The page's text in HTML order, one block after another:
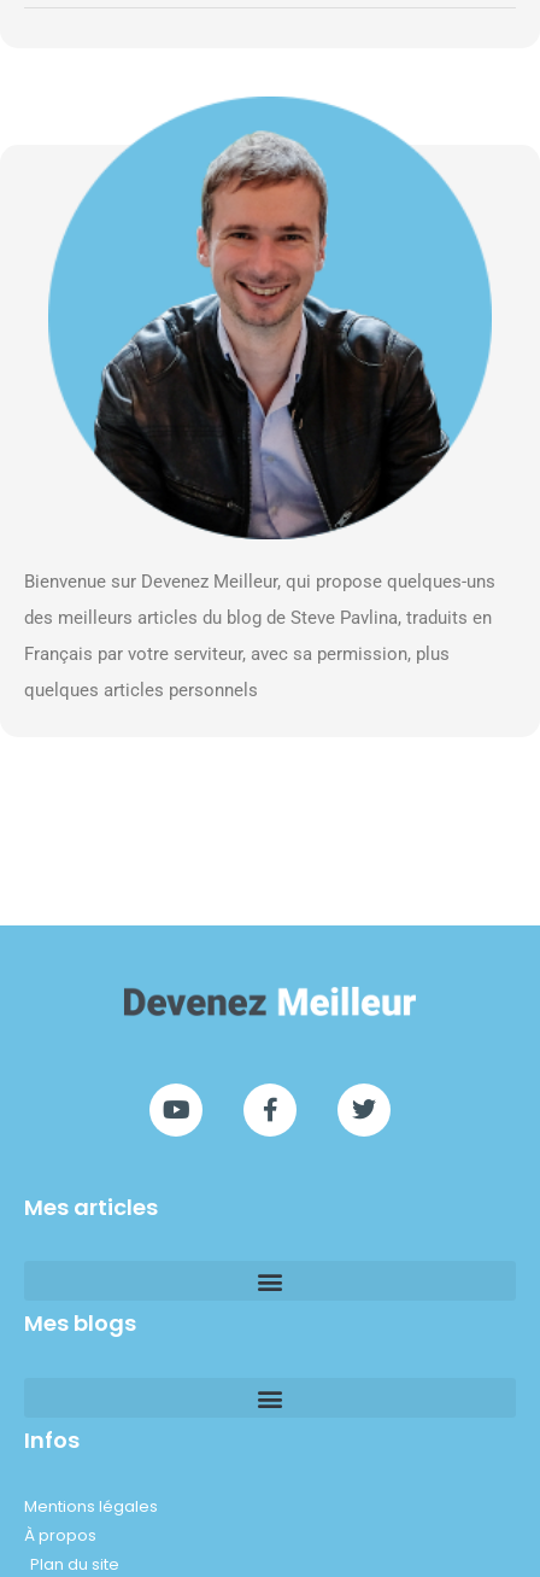
Bienvenue sur Devenez Meilleur, qui propose quelques-uns
des meilleurs articles du blog de Steve Pavlina, traduits en
Français par votre serviteur, avec sa permission, plus
quelques articles personnels
Mes articles
Mes blogs
Infos
Mentions légales
À propos
Plan du site